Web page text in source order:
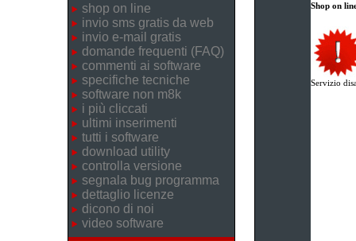
shop on line
invio sms gratis da web
invio e-mail gratis
domande frequenti (FAQ)
commenti ai software
specifiche tecniche
software non m8k
i più cliccati
ultimi inserimenti
tutti i software
download utility
controlla versione
segnala bug programma
dettaglio licenze
dicono di noi
video software
Shop on
Servizio